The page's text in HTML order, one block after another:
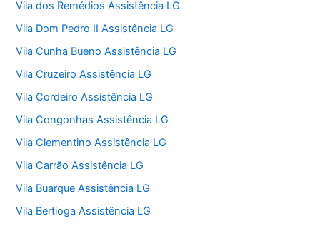
Vila dos Remédios Assistência LG
Vila Dom Pedro II Assistência LG
Vila Cunha Bueno Assistência LG
Vila Cruzeiro Assistência LG
Vila Cordeiro Assistência LG
Vila Congonhas Assistência LG
Vila Clementino Assistência LG
Vila Carrão Assistência LG
Vila Buarque Assistência LG
Vila Bertioga Assistência LG